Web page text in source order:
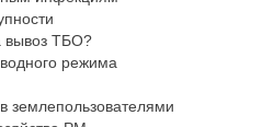
вывоз ТБО?
режима
землепользователями